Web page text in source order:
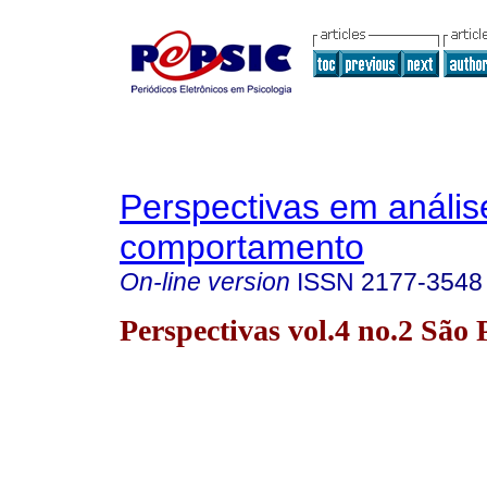
Perspectivas em
comportamento
On-line version ISSN 2177-3548
Perspectivas vol.4 no.2 São